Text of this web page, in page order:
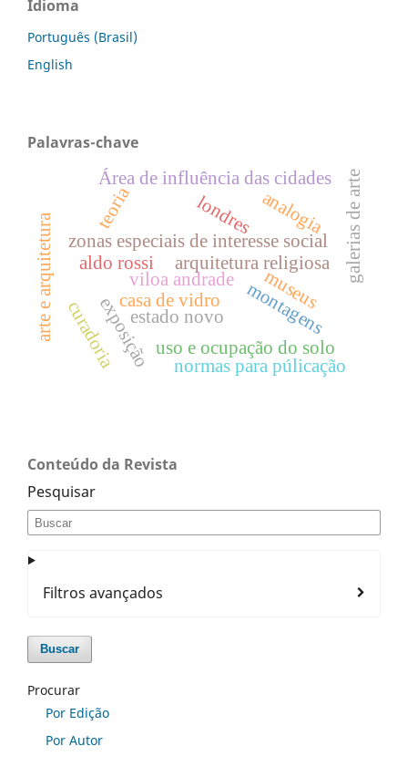
Idioma
Português (Brasil)
English
Palavras-chave
arquitetura religiosa
zonas especiais de interesse social
arte e arquitetura museus
galerias de arte
montagens
casa de vidro
exposição
londres
Área de influência das cidades
uso e ocupação do solo
viloa andrade
estado novo
analogia
aldo rossi
curadoria normas para púlicação
teoria
Conteúdo da Revista
Pesquisar
Filtros avançados
Buscar
Procurar
Por Edição
Por Autor